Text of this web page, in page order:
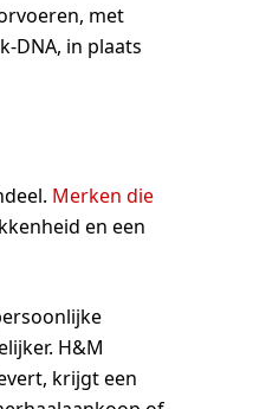
met
DNA, in plaats
Merken die
en een
H&M
krijgt een